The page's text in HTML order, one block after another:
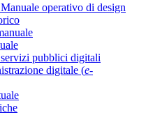
operativo di design
pubblici digitali
digitale (e-